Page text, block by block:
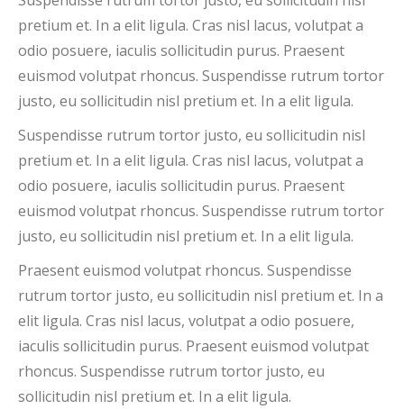
pretium et. In a elit ligula. Cras nisl lacus, volutpat a
odio posuere, iaculis sollicitudin purus. Praesent
euismod volutpat rhoncus. Suspendisse rutrum tortor
justo, eu sollicitudin nisl pretium et. In a elit ligula.
Suspendisse rutrum tortor justo, eu sollicitudin nisl
pretium et. In a elit ligula. Cras nisl lacus, volutpat a
odio posuere, iaculis sollicitudin purus. Praesent
euismod volutpat rhoncus. Suspendisse rutrum tortor
justo, eu sollicitudin nisl pretium et. In a elit ligula.
Praesent euismod volutpat rhoncus. Suspendisse
rutrum tortor justo, eu sollicitudin nisl pretium et. In a
elit ligula. Cras nisl lacus, volutpat a odio posuere,
iaculis sollicitudin purus. Praesent euismod volutpat
rhoncus. Suspendisse rutrum tortor justo, eu
sollicitudin nisl pretium et. In a elit ligula.